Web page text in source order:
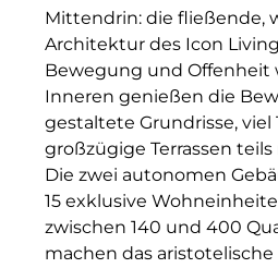
Pembroke
Quartier am Bahnhof
R&S
RE/MAX Germany
Rock Capital Group
Scoperty
Mittendrin: die fließende,
Architektur des Icon
Bewegung und Offenheit
Inneren genießen die
gestaltete Grundrisse, viel
großzügige Terrassen
Die zwei autonomen
15 exklusive
zwischen 140 und 400
machen das